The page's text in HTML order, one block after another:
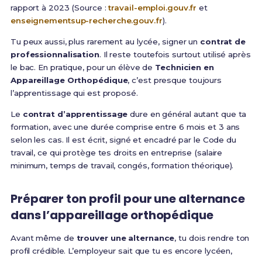
rapport à 2023 (Source :travail-emploi.gouv.fr et
enseignementsup-recherche.gouv.fr).
Tu peux aussi, plus rarement au lycée, signer un contrat de
professionnalisation. Il reste toutefois surtout utilisé après
le bac. En pratique, pour un élève de Technicien en
Appareillage Orthopédique, c’est presque toujours
l’apprentissage qui est proposé.
Le contrat d’apprentissage dure en général autant que ta
formation, avec une durée comprise entre 6 mois et 3 ans
selon les cas. Il est écrit, signé et encadré par le Code du
travail, ce qui protège tes droits en entreprise (salaire
minimum, temps de travail, congés, formation théorique).
Préparer ton profil pour une alternance
dans l’appareillage orthopédique
Avant même de trouver une alternance, tu dois rendre ton
profil crédible. L’employeur sait que tu es encore lycéen,